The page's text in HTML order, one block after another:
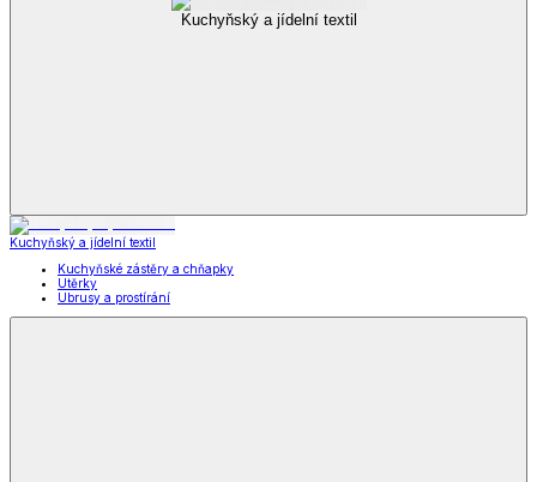
Kuchyňský a jídelní textil
Kuchyňský a jídelní textil
Kuchyňské zástěry a chňapky
Utěrky
Ubrusy a prostírání